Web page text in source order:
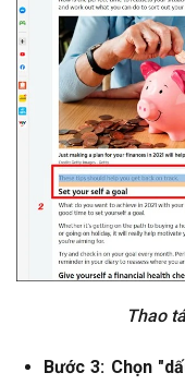
Thao
Bước 3: Chọn